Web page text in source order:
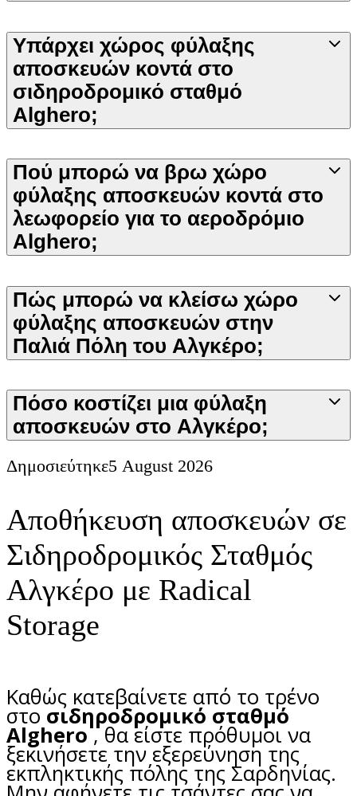
Υπάρχει χώρος φύλαξης
αποσκευών κοντά στο
σιδηροδρομικό σταθμό
Alghero;
Πού μπορώ να βρω χώρο
φύλαξης αποσκευών κοντά στο
λεωφορείο για το αεροδρόμιο
Alghero;
Πώς μπορώ να κλείσω χώρο
φύλαξης αποσκευών στην
Παλιά Πόλη του Αλγκέρο;
Πόσο κοστίζει μια φύλαξη
αποσκευών στο Αλγκέρο;
Δημοσιεύτηκε5 August 2026
Αποθήκευση αποσκευών σε
Σιδηροδρομικός Σταθμός
Αλγκέρο με Radical
Storage
Καθώς κατεβαίνετε από το τρένο
στο σιδηροδρομικό σταθμό
Alghero, θα είστε πρόθυμοι να
ξεκινήσετε την εξερεύνηση της
εκπληκτικής πόλης της Σαρδηνίας.